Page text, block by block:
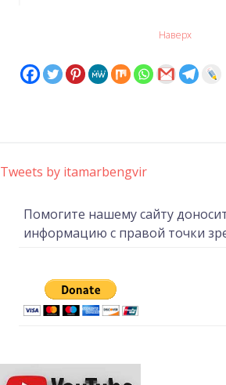
Наверх
Tweets by itamarbengvir
Помогите нашему сайту
информацию с правой точки